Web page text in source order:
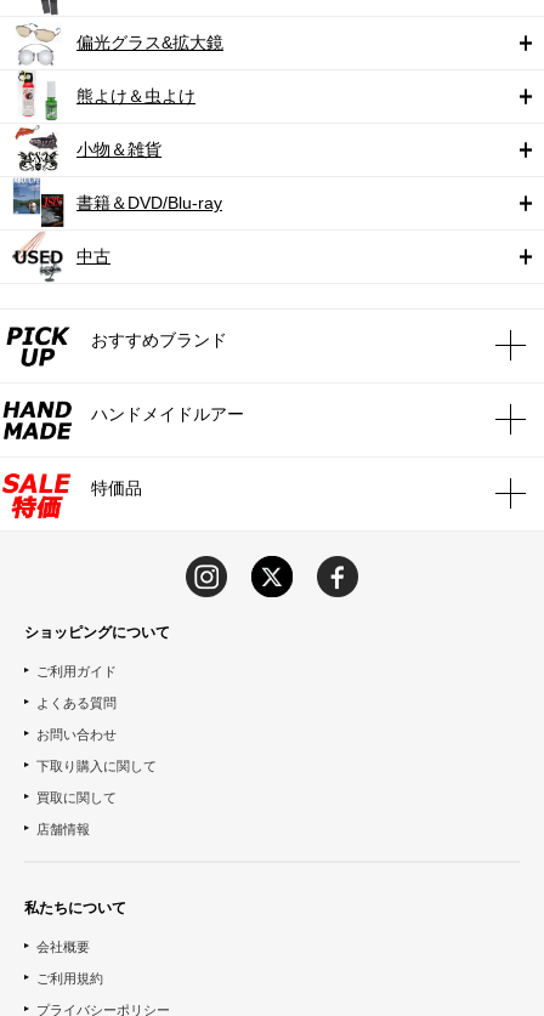
偏光グラス&拡大鏡
熊よけ＆虫よけ
小物＆雑貨
書籍＆DVD/Blu-ray
中古
おすすめブランド
ハンドメイドルアー
特価品
ショッピングについて
ご利用ガイド
よくある質問
お問い合わせ
下取り購入に関して
買取に関して
店舗情報
私たちについて
会社概要
ご利用規約
プライバシーポリシー